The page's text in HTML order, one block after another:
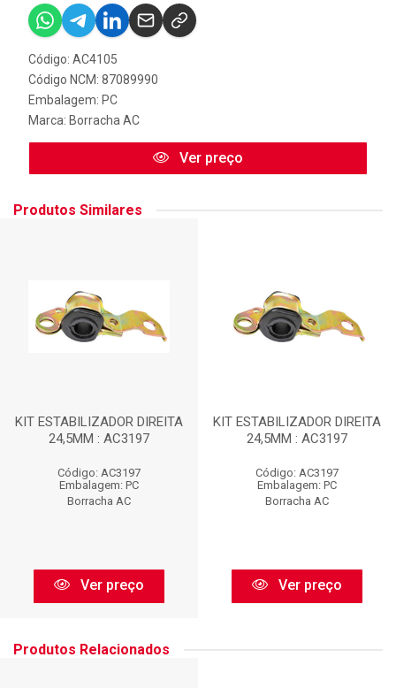
Código: AC4105
Código NCM: 87089990
Embalagem: PC
Marca: Borracha AC
Ver preço
Produtos Similares
KIT ESTABILIZADOR DIREITA
24,5MM : AC3197
Código: AC3197
Embalagem: PC
Borracha AC
Ver preço
KIT ESTABILIZADOR DIREITA
24,5MM : AC3197
Código: AC3197
Embalagem: PC
Borracha AC
Ver preço
Produtos Relacionados